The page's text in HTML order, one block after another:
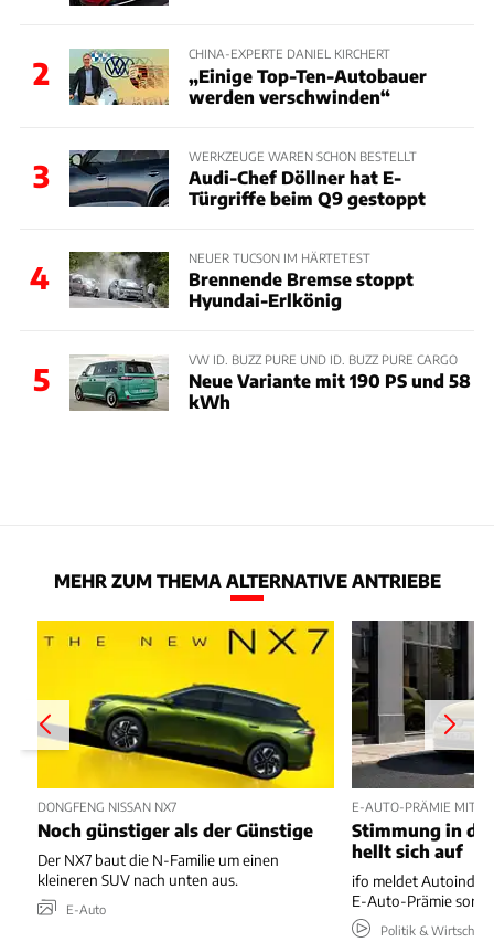
2
CHINA-EXPERTE DANIEL KIRCHERT
„Einige Top-Ten-Autobauer
werden verschwinden“
3
WERKZEUGE WAREN SCHON BESTELLT
Audi-Chef Döllner hat E-
Türgriffe beim Q9 gestoppt
4
NEUER TUCSON IM HÄRTETEST
Brennende Bremse stoppt
Hyundai-Erlkönig
5
VW ID. BUZZ PURE UND ID. BUZZ PURE CARGO
Neue Variante mit 190 PS und 58
kWh
MEHR ZUM THEMA ALTERNATIVE ANTRIEBE
DONGFENG NISSAN NX7
Noch günstiger als der Günstige
Der NX7 baut die N-Familie um einen
kleineren SUV nach unten aus.
E-Auto
E-AUTO-PRÄMIE MIT
Stimmung in
hellt sich auf
ifo meldet
E-Auto-Prämie
Politik & Wirtschaft